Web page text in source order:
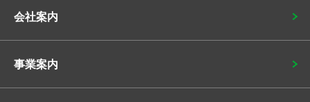
会社案内
事業案内